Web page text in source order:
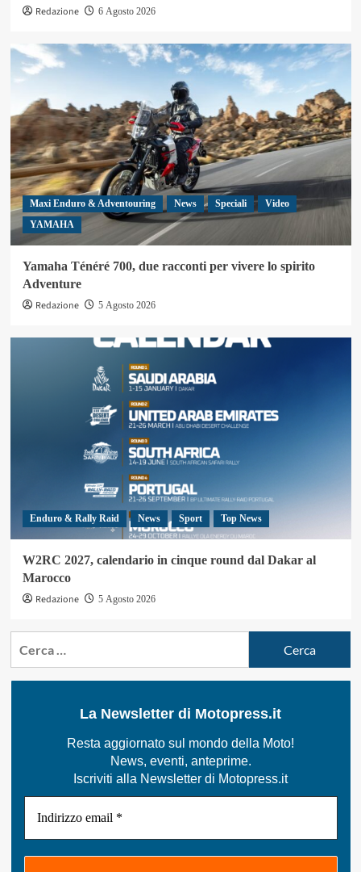
Redazione
6 Agosto 2026
Maxi Enduro & Adventouring News Speciali
Video
YAMAHA
Yamaha Ténéré 700, due racconti per vivere lo spirito
Adventure
Redazione
5 Agosto 2026
Enduro & Rally Raid News Sport Top News
W2RC 2027, calendario in cinque round dal Dakar al
Marocco
Redazione
5 Agosto 2026
La Newsletter di Motopress.it
Resta aggiornato sul mondo della Moto!
News, eventi, anteprime.
Iscriviti alla Newsletter di Motopress.it